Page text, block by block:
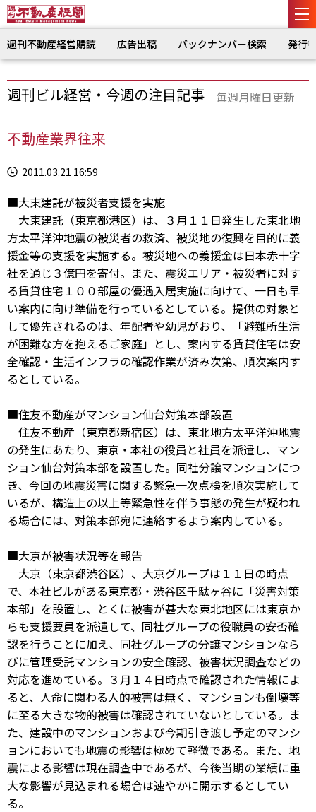
週刊不動産経営購読 広告出稿 バックナンバー検索 発行
週刊ビル経営・今週の注目記事 毎週月曜日更新
不動産業界往来
2011.03.21 16:59
■大東建託が被災者支援を実施
大東建託（東京都港区）は、３月１１日発生した東北地
方太平洋沖地震の被災者の救済、被災地の復興を目的に義
援金等の支援を実施する。被災地への義援金は日本赤十字
社を通じ３億円を寄付。また、震災エリア・被災者に対す
る賃貸住宅１００部屋の優遇入居実施に向けて、一日も早
い案内に向け準備を行っているとしている。提供の対象と
して優先されるのは、年配者や幼児がおり、「避難所生活
が困難な方を抱えるご家庭」とし、案内する賃貸住宅は安
全確認・生活インフラの確認作業が済み次第、順次案内す
るとしている。
■住友不動産がマンション仙台対策本部設置
住友不動産（東京都新宿区）は、東北地方太平洋沖地震
の発生にあたり、東京・本社の役員と社員を派遣し、マン
ション仙台対策本部を設置した。同社分譲マンションにつ
き、今回の地震災害に関する緊急一次点検を順次実施して
いるが、構造上の以上等緊急性を伴う事態の発生が疑われ
る場合には、対策本部宛に連絡するよう案内している。
■大京が被害状況等を報告
大京（東京都渋谷区）、大京グループは１１日の時点
で、本社ビルがある東京都・渋谷区千駄ヶ谷に「災害対策
本部」を設置し、とくに被害が甚大な東北地区には東京か
らも支援要員を派遣して、同社グループの役職員の安否確
認を行うことに加え、同社グループの分譲マンションなら
びに管理受託マンションの安全確認、被害状況調査などの
対応を進めている。３月１４日時点で確認された情報によ
ると、人命に関わる人的被害は無く、マンションも倒壊等
に至る大きな物的被害は確認されていないとしている。ま
た、建設中のマンションおよび今期引き渡し予定のマンシ
ョンにおいても地震の影響は極めて軽微である。また、地
震による影響は現在調査中であるが、今後当期の業績に重
大な影響が見込まれる場合は速やかに開示するとしてい
る。